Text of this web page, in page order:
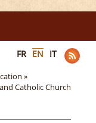
FR EN IT
»
Catholic Church